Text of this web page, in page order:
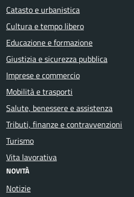
Catasto e urbanistica
Cultura e tempo libero
Educazione e formazione
Giustizia e sicurezza pubblica
Imprese e commercio
Mobilità e trasporti
Salute, benessere e assistenza
Tributi, finanze e contravvenzioni
Turismo
Vita lavorativa
NOVITÀ
Notizie